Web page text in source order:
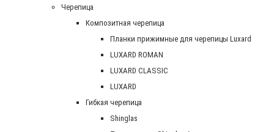
Черепица
Композитная черепица
Планки прижимные для черепицы Luxard
LUXARD ROMAN
LUXARD CLASSIC
LUXARD
Гибкая черепица
Shinglas